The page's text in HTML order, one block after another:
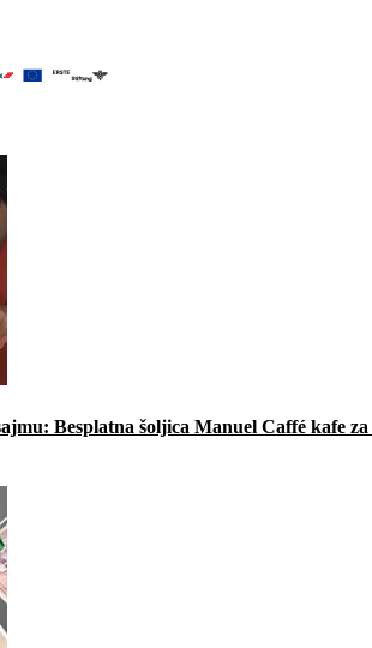
Besplatna šoljica Manuel Caffé kafe za